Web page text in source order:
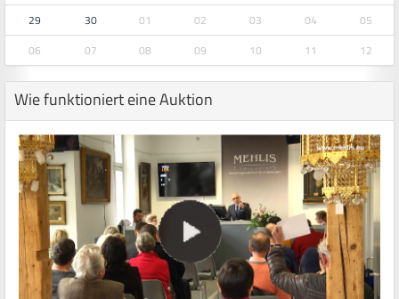
29
30 01 02 03 04
05
06
07 08 09 10 11 12
Wie funktioniert eine Auktion